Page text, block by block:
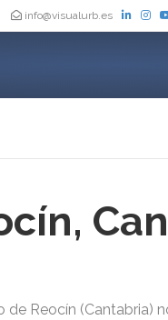
info@visualurb.es
de Reocín (Cantabria)